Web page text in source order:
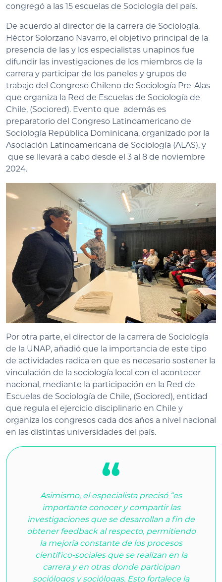
congregó a las 15 escuelas de Sociología del país.
De acuerdo al director de la carrera de Sociología,
Héctor Solorzano Navarro, el objetivo principal de la
presencia de las y los especialistas unapinos fue
difundir las investigaciones de los miembros de la
carrera y participar de los paneles y grupos de
trabajo del Congreso Chileno de Sociología Pre-Alas
que organiza la Red de Escuelas de Sociología de
Chile, (Sociored). Evento que además es
preparatorio del Congreso Latinoamericano de
Sociología República Dominicana, organizado por la
Asociación Latinoamericana de Sociología (ALAS), y
que se llevará a cabo desde el 3 al 8 de noviembre
2024.
Por otra parte, el director de la carrera de Sociología
de la UNAP, añadió que la importancia de este tipo
de actividades radica en que es necesario sostener la
vinculación de la sociología local con el acontecer
nacional, mediante la participación en la Red de
Escuelas de Sociología de Chile, (Sociored), entidad
que regula el ejercicio disciplinario en Chile y
organiza los congresos cada dos años a nivel nacional
en las distintas universidades del país.
Asimismo, el especialista precisó “es
importante conocer y compartir las
investigaciones que se desarrollan a fin de
obtener feedback al respecto, permitiendo
la mejoría constante de los procesos
científico-sociales que se realizan en la
carrera y en otras donde participan
sociólogos y sociólogas. Esto fortalece la